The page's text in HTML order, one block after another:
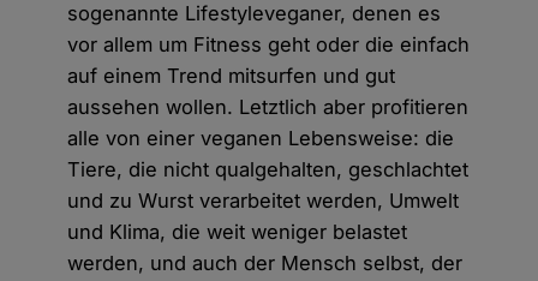
sogenannte Lifestyleveganer, denen es
vor allem um Fitness geht oder die einfach
auf einem Trend mitsurfen und gut
aussehen wollen. Letztlich aber profitieren
alle von einer veganen Lebensweise: die
Tiere, die nicht qualgehalten, geschlachtet
und zu Wurst verarbeitet werden, Umwelt
und Klima, die weit weniger belastet
werden, und auch der Mensch selbst, der